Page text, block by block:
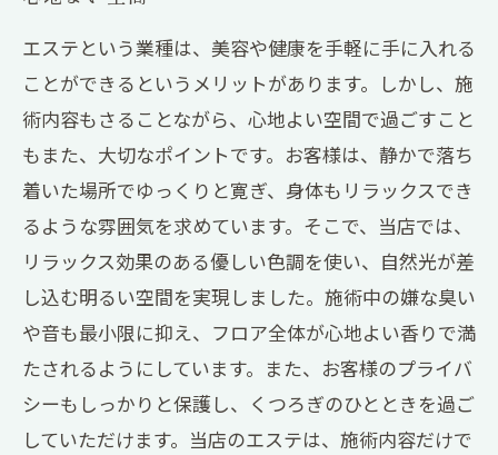
エステという業種は、美容や健康を手軽に手に入れる
ことができるというメリットがあります。しかし、施
術内容もさることながら、心地よい空間で過ごすこと
もまた、大切なポイントです。お客様は、静かで落ち
着いた場所でゆっくりと寛ぎ、身体もリラックスでき
るような雰囲気を求めています。そこで、当店では、
リラックス効果のある優しい色調を使い、自然光が差
し込む明るい空間を実現しました。施術中の嫌な臭い
や音も最小限に抑え、フロア全体が心地よい香りで満
たされるようにしています。また、お客様のプライバ
シーもしっかりと保護し、くつろぎのひとときを過ご
していただけます。当店のエステは、施術内容だけで